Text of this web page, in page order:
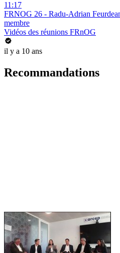
11:17
FRNOG 26 - Radu-Adrian
membre
Vidéos des réunions FRnOG
il y a 10 ans
Recommandations